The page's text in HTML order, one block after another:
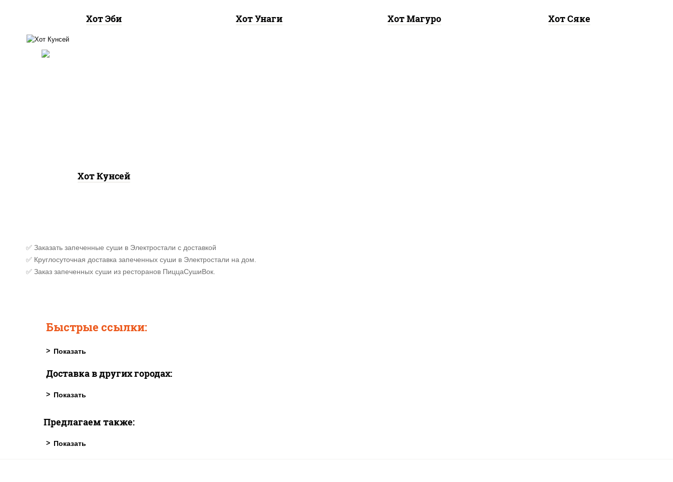
Хот Эби Хот Унаги Хот Магуро Хот Сяке
Хот Кунсей
✅ Заказать запеченные суши в Электростали с доставкой
✅ Круглосуточная доставка запеченных суши в Электростали на дом.
✅ Заказ запеченных суши из ресторанов ПиццаСушиВок.
Быстрые ссылки:
Доставка в других городах:
Предлагаем также: